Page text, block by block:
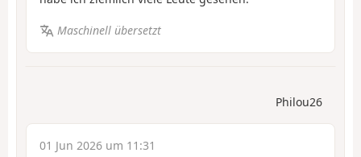
Maschinell übersetzt
Philou26
01 Jun 2026 um 11:31